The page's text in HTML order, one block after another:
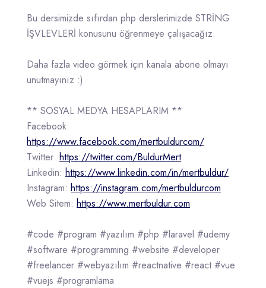
Bu dersimizde sıfırdan php derslerimizde STRİNG
İŞVLEVLERİ konusunu öğrenmeye çalışacağız.
Daha fazla video görmek için kanala abone olmayı
unutmayınız :)
** SOSYAL MEDYA HESAPLARIM **
Facebook:
https://www.facebook.com/mertbuldurcom/
Twitter: https://twitter.com/BuldurMert
Linkedin: https://www.linkedin.com/in/mertbuldur/
Instagram: https://instagram.com/mertbuldurcom
Web Sitem: https://www.mertbuldur.com
#code #program #yazılım #php #laravel #udemy
#software #programming #website #developer
#freelancer #webyazılım #reactnative #react #vue
#vuejs #programlama